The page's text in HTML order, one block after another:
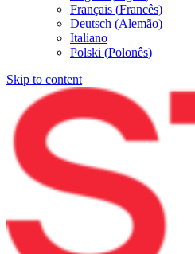
Français (Francês)
Deutsch (Alemão)
Italiano
Polski (Polonês)
Skip to content